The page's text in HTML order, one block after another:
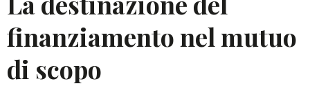
finanziamento nel mutuo
di scopo